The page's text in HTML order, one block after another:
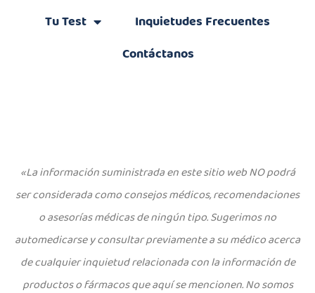
Tu Test
Inquietudes Frecuentes
Contáctanos
«La información suministrada en este sitio web NO podrá
ser considerada como consejos médicos, recomendaciones
o asesorías médicas de ningún tipo. Sugerimos no
automedicarse y consultar previamente a su médico acerca
de cualquier inquietud relacionada con la información de
productos o fármacos que aquí se mencionen. No somos